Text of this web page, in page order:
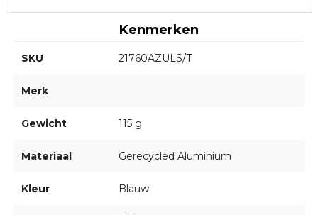
Kenmerken
SKU 21760AZULS/T
Merk
Gewicht 115 g
Materiaal Gerecycled Aluminium
Kleur Blauw